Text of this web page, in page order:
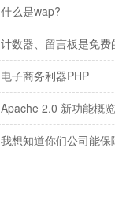
什么是wap?
计数器、留言板是免费
电子商务利器PHP
Apache 2.0 新功能概览
我想知道你们公司能